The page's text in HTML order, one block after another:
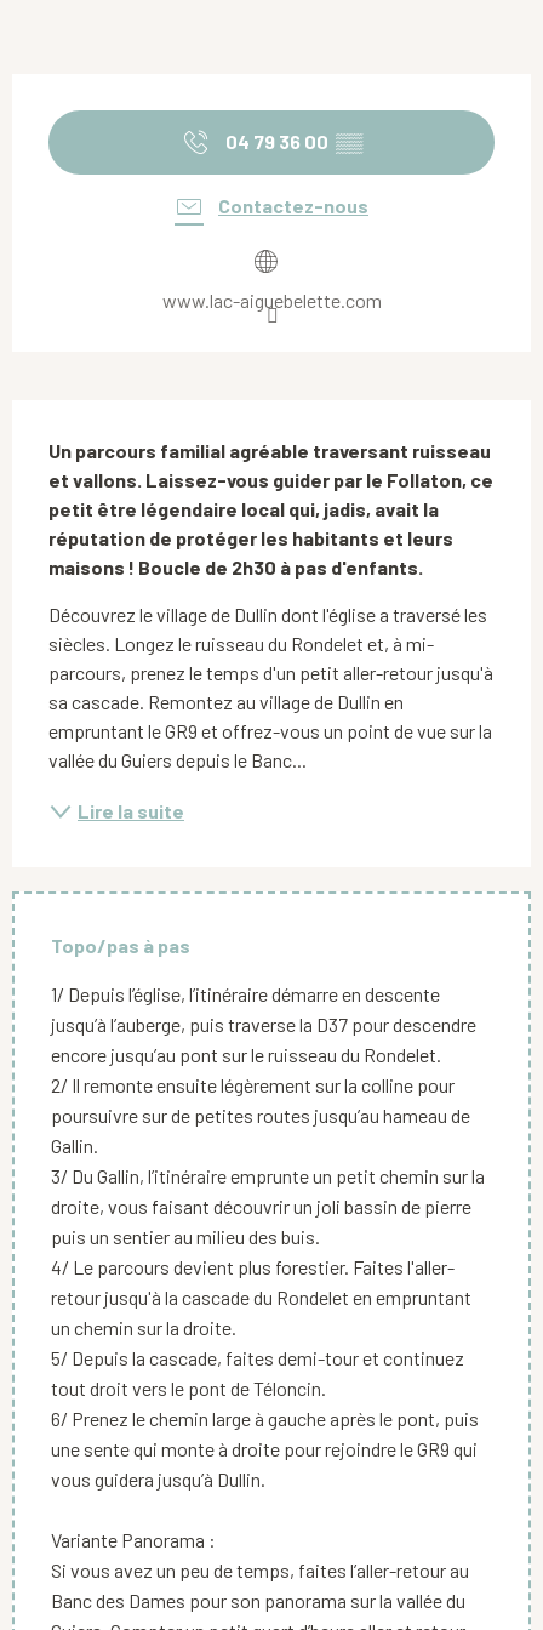
04 79 36 00 ▒▒
Contactez-nous
www.lac-aiguebelette.com
Un parcours familial agréable traversant ruisseau
et vallons. Laissez-vous guider par le Follaton, ce
petit être légendaire local qui, jadis, avait la
réputation de protéger les habitants et leurs
maisons ! Boucle de 2h30 à pas d'enfants.
Découvrez le village de Dullin dont l'église a traversé les
siècles. Longez le ruisseau du Rondelet et, à mi-
parcours, prenez le temps d'un petit aller-retour jusqu'à
sa cascade. Remontez au village de Dullin en
empruntant le GR9 et offrez-vous un point de vue sur la
vallée du Guiers depuis le Banc...
Lire la suite
Topo/pas à pas
1/ Depuis l’église, l’itinéraire démarre en descente
jusqu’à l’auberge, puis traverse la D37 pour descendre
encore jusqu’au pont sur le ruisseau du Rondelet.
2/ Il remonte ensuite légèrement sur la colline pour
poursuivre sur de petites routes jusqu’au hameau de
Gallin.
3/ Du Gallin, l’itinéraire emprunte un petit chemin sur la
droite, vous faisant découvrir un joli bassin de pierre
puis un sentier au milieu des buis.
4/ Le parcours devient plus forestier. Faites l'aller-
retour jusqu'à la cascade du Rondelet en empruntant
un chemin sur la droite.
5/ Depuis la cascade, faites demi-tour et continuez
tout droit vers le pont de Téloncin.
6/ Prenez le chemin large à gauche après le pont, puis
une sente qui monte à droite pour rejoindre le GR9 qui
vous guidera jusqu’à Dullin.
Variante Panorama :
Si vous avez un peu de temps, faites l’aller-retour au
Banc des Dames pour son panorama sur la vallée du